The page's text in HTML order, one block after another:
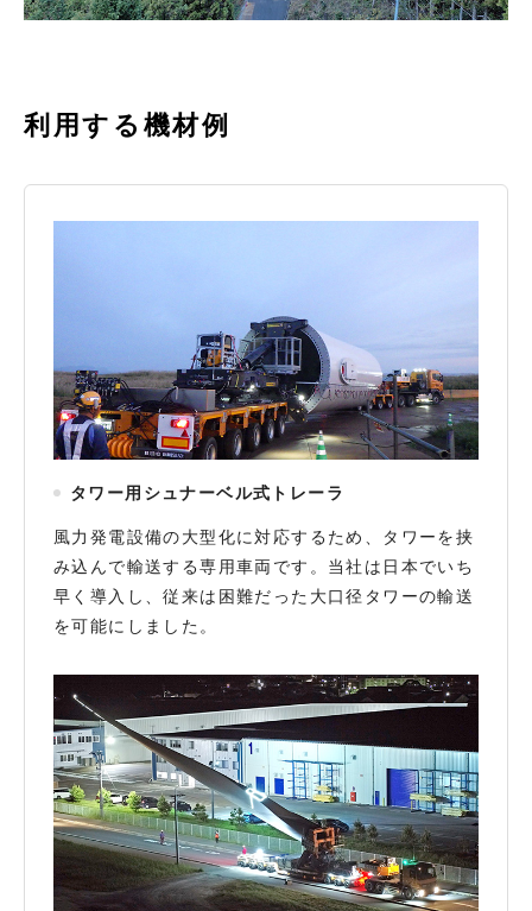
利用する機材例
タワー用シュナーベル式トレーラ
風力発電設備の大型化に対応するため、タワーを挟
み込んで輸送する専用車両です。当社は日本でいち
早く導入し、従来は困難だった大口径タワーの輸送
を可能にしました。